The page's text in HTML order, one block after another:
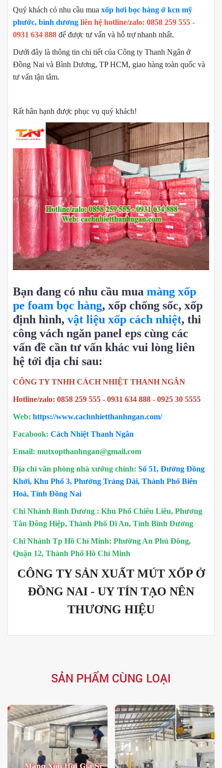
Quý khách có nhu cầu mua xốp hơi bọc hàng ở kcn mỹ
phước, bình dương liên hệ hotline/zalo: 0858 259 555 -
0931 634 888 để được tư vấn và hỗ trợ nhanh nhất.
Dưới đây là thông tin chi tiết của Công ty Thanh Ngân ở
Đồng Nai và Bình Dương, TP HCM, giao hàng toàn quốc và
tư vấn tận tâm.
Rất hân hạnh được phục vụ quý khách!
Bạn đang có nhu cầu mua màng xốp
pe foam bọc hàng, xốp chống sốc, xốp
định hình, vật liệu xốp cách nhiệt, thi
công vách ngăn panel eps cùng các
vấn đề cần tư vấn khác vui lòng liên
hệ tới địa chỉ sau:
CÔNG TY TNHH CÁCH NHIỆT THANH NGÂN
Hotline/zalo: 0858 259 555 - 0931 634 888 - 0925 30 5555
Web: https://www.cachnhietthanhngan.com/
Facabook: Cách Nhiệt Thanh Ngân
Email: mutxopthanhngan@gmail.com
Địa chỉ văn phòng nhà xưởng chính: Số 51, Đường Đồng
Khởi, Khu Phố 3, Phường Trảng Dài, Thành Phố Biên
Hoà, Tỉnh Đồng Nai
Chi Nhánh Bình Dương : Khu Phố Chiêu Liêu, Phương
Tân Đông Hiệp, Thành Phố Dĩ An, Tỉnh Bình Dương
Chi Nhánh Tp Hồ Chí Minh: Phường An Phú Đông,
Quận 12, Thành Phố Hồ Chí Minh
CÔNG TY SẢN XUẤT MÚT XỐP Ở
ĐỒNG NAI - UY TÍN TẠO NÊN
THƯƠNG HIỆU
SẢN PHẨM CÙNG LOẠI